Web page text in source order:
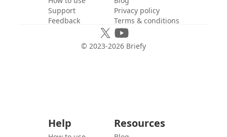
Support
Feedback
Privacy policy
Terms & conditions
© 2023-2026 Briefy
Help Resources